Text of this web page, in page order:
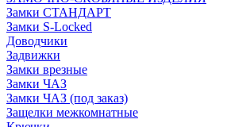
Замки СТАНДАРТ
Замки S-Locked
Доводчики
Задвижки
Замки врезные
Замки ЧАЗ
Замки ЧАЗ (под заказ)
Защелки межкомнатные